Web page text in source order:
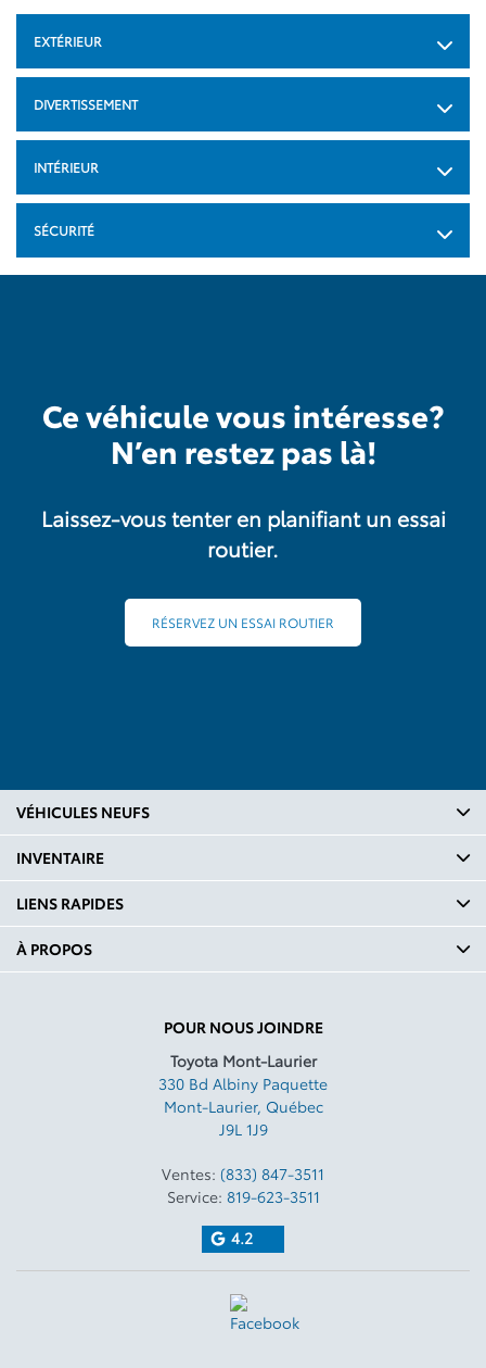
EXTÉRIEUR
DIVERTISSEMENT
INTÉRIEUR
SÉCURITÉ
Ce véhicule vous intéresse?
N’en restez pas là!
Laissez-vous tenter en planifiant un essai
routier.
RÉSERVEZ UN ESSAI ROUTIER
POUR NOUS JOINDRE
Toyota Mont-Laurier
330 Bd Albiny Paquette
Mont-Laurier, Québec
J9L 1J9
Ventes: (833) 847-3511
Service: 819-623-3511
4.2
VÉHICULES NEUFS
INVENTAIRE
LIENS RAPIDES
À PROPOS